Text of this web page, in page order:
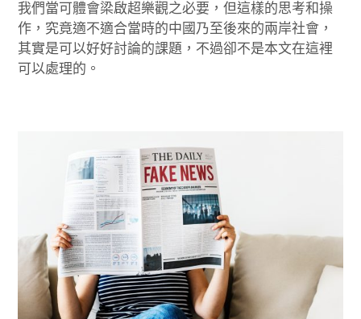
我們當可體會梁啟超樂觀之必要，但這樣的思考和操
作，究竟適不適合當時的中國乃至後來的兩岸社會，
其實是可以好好討論的課題，不過卻不是本文在這裡
可以處理的。